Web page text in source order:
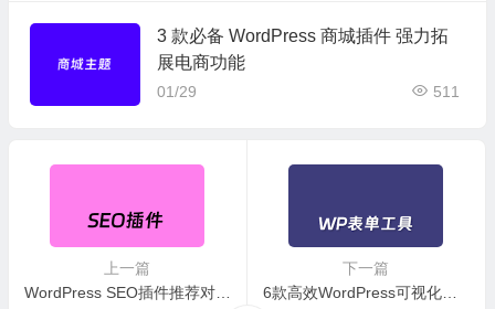
3 款必备 WordPress 商城插件 强力拓
展电商功能
01/29 511
上一篇
WordPress SEO插件推荐对比：3个热门SEO插件你会选择哪个
下一篇
6款高效WordPress可视化表单生成器插件推荐